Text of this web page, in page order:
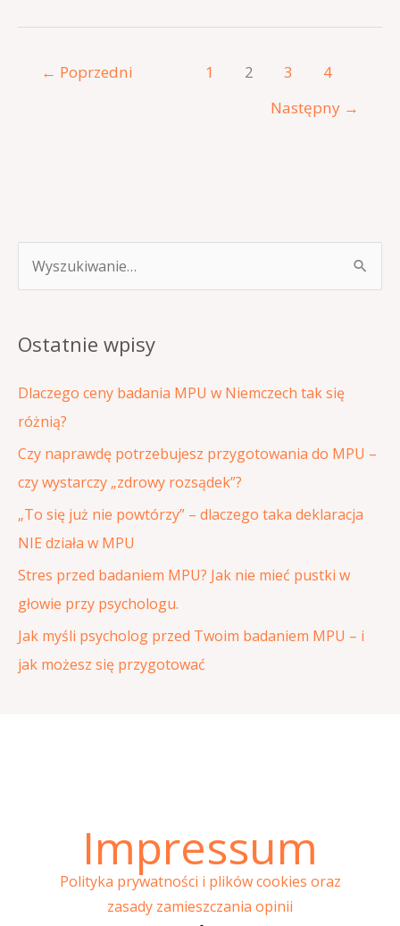
← Poprzedni 1 2 3
4
Następny →
k
a
:
Ostatnie wpisy
Dlaczego ceny badania MPU w Niemczech tak się
różnią?
Czy naprawdę potrzebujesz przygotowania do MPU –
czy wystarczy „zdrowy rozsądek”?
„To się już nie powtórzy” – dlaczego taka deklaracja
NIE działa w MPU
Stres przed badaniem MPU? Jak nie mieć pustki w
głowie przy psychologu.
Jak myśli psycholog przed Twoim badaniem MPU – i
jak możesz się przygotować
Impressum
Polityka prywatności i plików cookies oraz
zasady zamieszczania opinii